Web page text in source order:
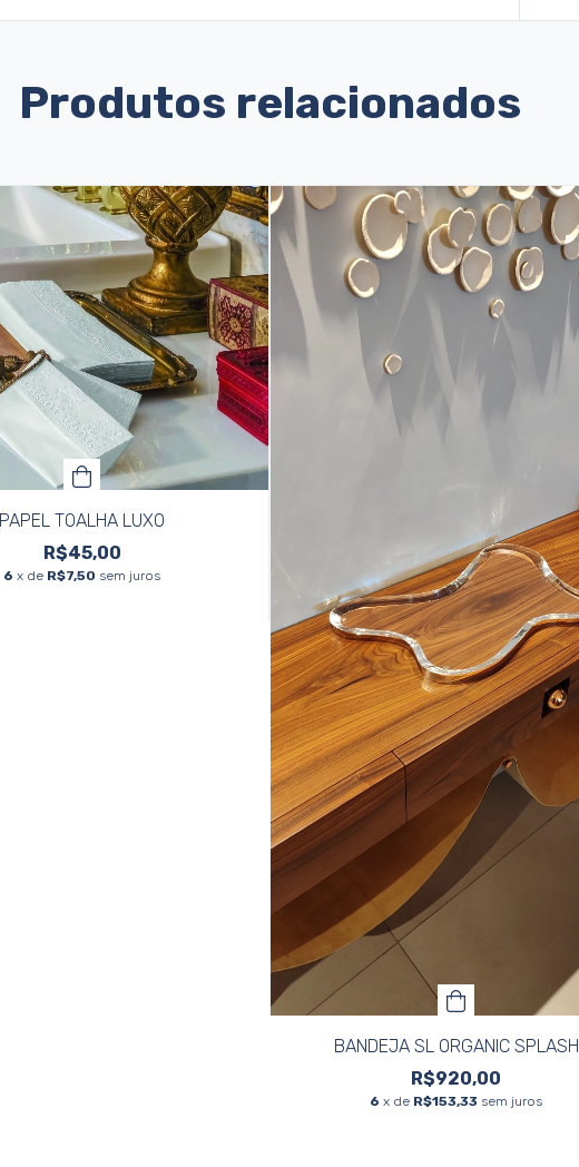
Produtos relacionados
PAPEL TOALHA LUXO
R$45,00
6 x de R$7,50 sem juros
BANDEJA SL ORGANIC SPLASH
R$920,00
6 x de R$153,33 sem juros